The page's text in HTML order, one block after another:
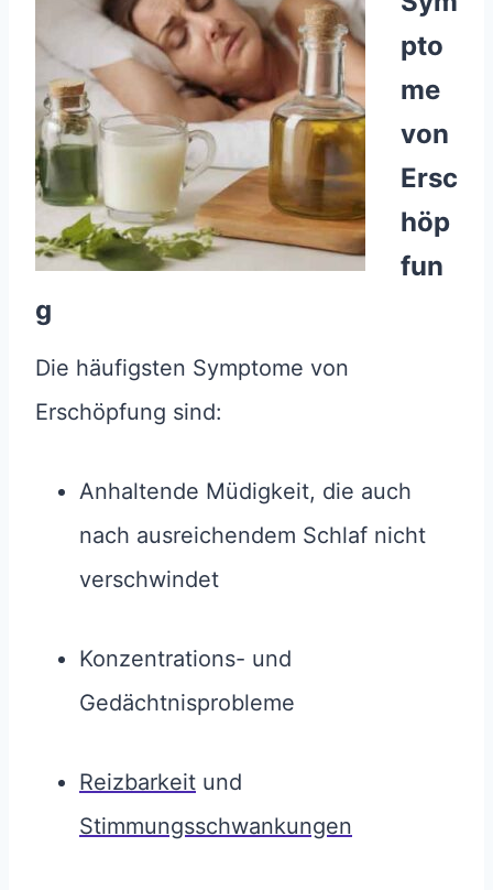
pto
me
von
Ersc
höp
fun
g
Die häufigsten Symptome von
Erschöpfung sind:
Anhaltende Müdigkeit, die auch
nach ausreichendem Schlaf nicht
verschwindet
Konzentrations- und
Gedächtnisprobleme
Reizbarkeit und
Stimmungsschwankungen